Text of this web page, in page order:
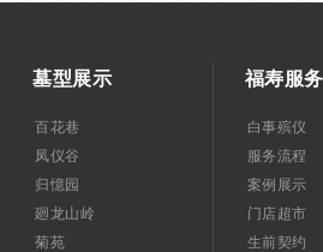
墓型展示
百花巷
凤仪谷
归憶园
廻龙山岭
菊苑
福寿服务
白事殡仪
服务流程
案例展示
门店超市
生前契约